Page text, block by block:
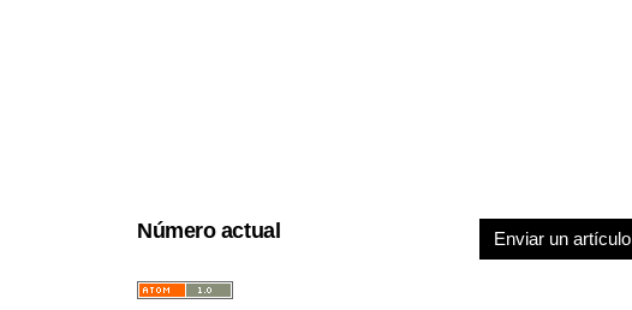
Número actual Enviar un artículo